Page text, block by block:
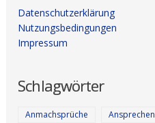
Datenschutzerklärung
Nutzungsbedingungen
Impressum
Schlagwörter
Anmachsprüche Ansprechen